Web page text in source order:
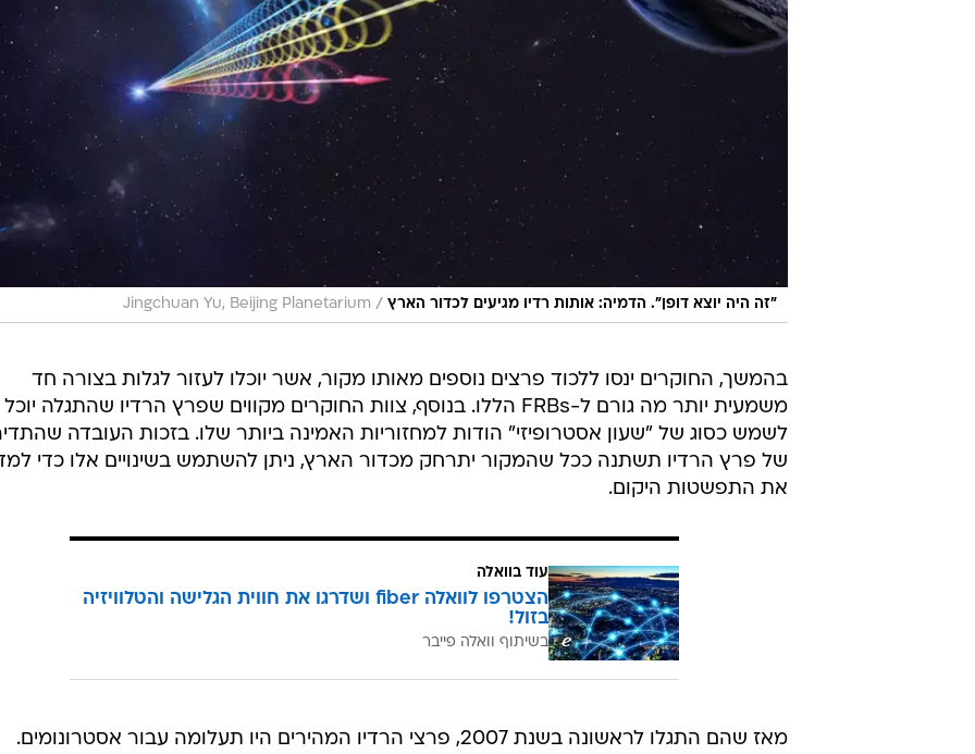
"זה היה יוצא דופן". הדמיה: אותות רדיו מגיעים לכדור הארץ /
Jingchuan Yu, Beijing Planetarium
בהמשך, החוקרים ינסו ללכוד פרצים נוספים מאותו מקור, אשר יוכלו לעזור לגלות בצורה חד
משמעית יותר מה גורם ל-FRBs הללו. בנוסף, צוות החוקרים מקווים שפרץ הרדיו שהתגלה יוכל
לשמש כסוג של "שעון אסטרופיזי" הודות למחזוריות האמינה ביותר שלו. בזכות העובדה
של פרץ הרדיו תשתנה ככל שהמקור יתרחק מכדור הארץ, ניתן להשתמש בשינויים אלו כדי
את התפשטות היקום.
עוד בוואלה
הצטרפו לוואלה fiber ושדרגו את חווית הגלישה והטלוויזיה
בזול!
בשיתוף וואלה פייבר
מאז שהם התגלו לראשונה בשנת 2007, פרצי הרדיו המהירים היו תעלומה עבור אסטרונומים.